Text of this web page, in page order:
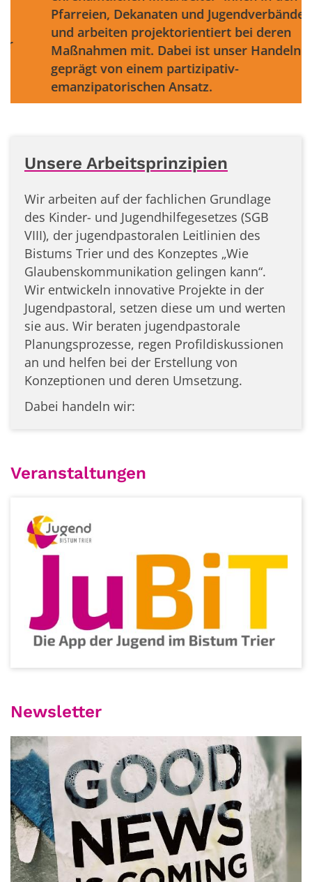
Dekanaten und Jugendverbänden
projektorientiert bei deren
mit. Dabei ist unser Handeln
von einem partizipativ-
Ansatz.
Unsere Arbeitsprinzipien
Wir arbeiten auf der fachlichen Grundlage
des Kinder- und Jugendhilfegesetzes (SGB
VIII), der jugendpastoralen Leitlinien des
Bistums Trier und des Konzeptes „Wie
Glaubenskommunikation gelingen kann“.
Wir entwickeln innovative Projekte in der
Jugendpastoral, setzen diese um und werten
sie aus. Wir beraten jugendpastorale
Planungsprozesse, regen Profildiskussionen
an und helfen bei der Erstellung von
Konzeptionen und deren Umsetzung.
Dabei handeln wir:
Veranstaltungen
Newsletter